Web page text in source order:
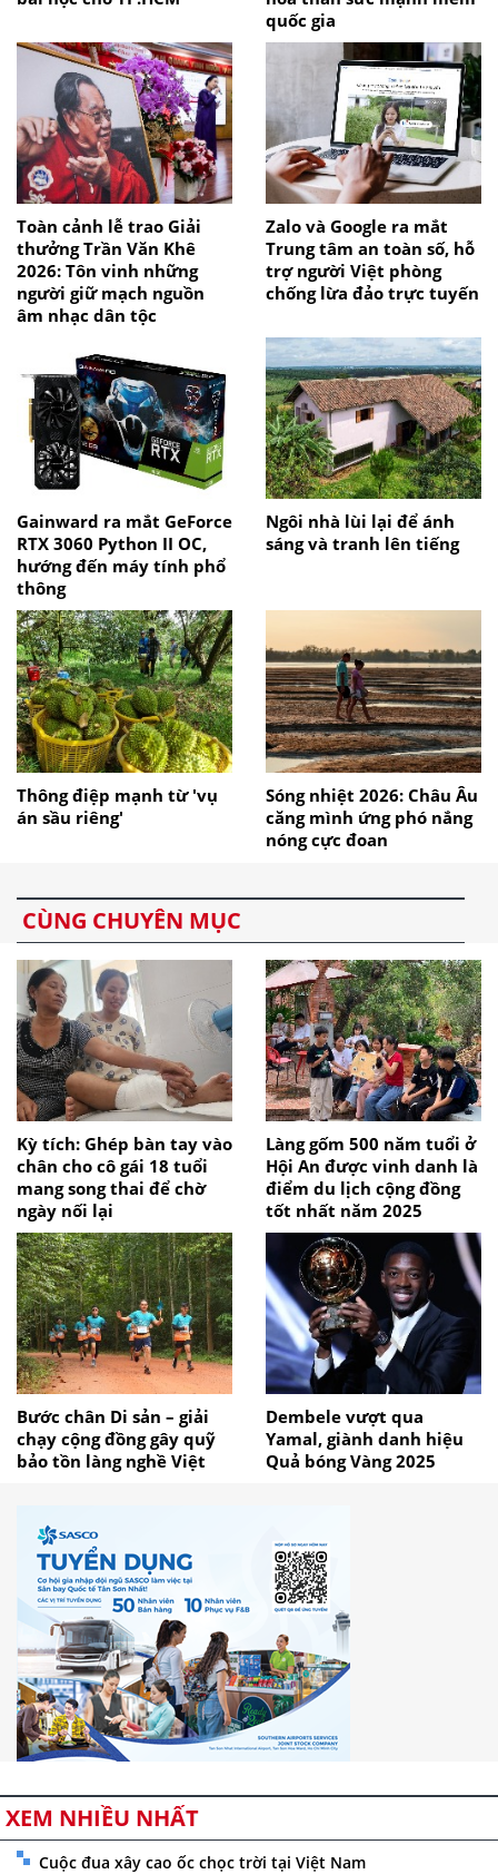
quốc gia
Toàn cảnh lễ trao Giải
thưởng Trần Văn Khê
2026: Tôn vinh những
người giữ mạch nguồn
âm nhạc dân tộc
Zalo và Google ra mắt
Trung tâm an toàn số, hỗ
trợ người Việt phòng
chống lừa đảo trực tuyến
Gainward ra mắt GeForce
RTX 3060 Python II OC,
hướng đến máy tính phổ
thông
Ngôi nhà lùi lại để ánh
sáng và tranh lên tiếng
Thông điệp mạnh từ 'vụ
án sầu riêng'
Sóng nhiệt 2026: Châu Âu
căng mình ứng phó nắng
nóng cực đoan
CÙNG CHUYÊN MỤC
Kỳ tích: Ghép bàn tay vào
chân cho cô gái 18 tuổi
mang song thai để chờ
ngày nối lại
Làng gốm 500 năm tuổi ở
Hội An được vinh danh là
điểm du lịch cộng đồng
tốt nhất năm 2025
Bước chân Di sản – giải
chạy cộng đồng gây quỹ
bảo tồn làng nghề Việt
Dembele vượt qua
Yamal, giành danh hiệu
Quả bóng Vàng 2025
XEM NHIỀU NHẤT
Cuộc đua xây cao ốc chọc trời tại Việt Nam